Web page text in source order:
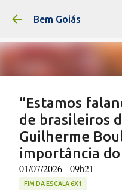
Pular para
Bem Goiás
“Estamos
de brasileiros
Guilherme
importância
01/07/2026 - 09h21
FIM DA ESCALA 6X1